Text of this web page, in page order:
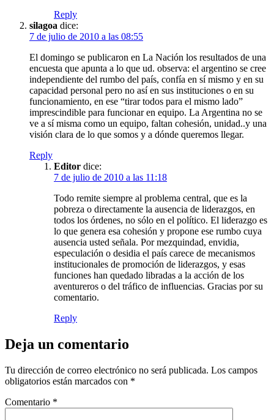
Reply
silagoa dice:
7 de julio de 2010 a las 08:55
El domingo se publicaron en La Nación los resultados de una
encuesta que apunta a lo que ud. observa: el argentino se cree
independiente del rumbo del país, confía en sí mismo y en su
capacidad personal pero no así en sus instituciones o en su
funcionamiento, en ese “tirar todos para el mismo lado”
imprescindible para funcionar en equipo. La Argentina no se
ve a sí misma como un equipo, faltan cohesión, unidad..y una
visión clara de lo que somos y a dónde queremos llegar.
Reply
Editor dice:
7 de julio de 2010 a las 11:18
Todo remite siempre al problema central, que es la
pobreza o directamente la ausencia de liderazgos, en
todos los órdenes, no sólo en el político. El liderazgo es
lo que genera esa cohesión y propone ese rumbo cuya
ausencia usted señala. Por mezquindad, envidia,
especulación o desidia el país carece de mecanismos
institucionales de promoción de liderazgos, y esas
funciones han quedado libradas a la acción de los
aventureros o del tráfico de influencias. Gracias por su
comentario.
Reply
Deja un comentario
Tu dirección de correo electrónico no será publicada. Los campos
obligatorios están marcados con *
Comentario *